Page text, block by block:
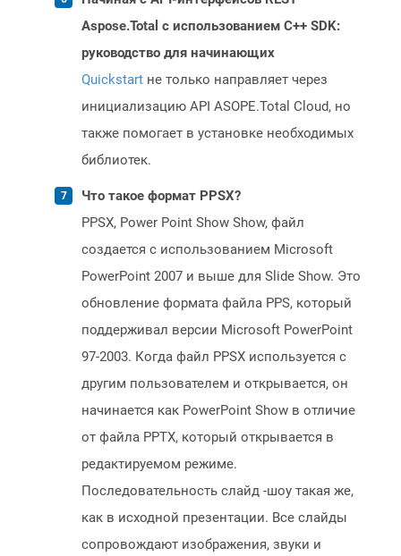
Aspose.Total с использованием C++ SDK:
руководство для начинающих
Quickstart не только направляет через
инициализацию API ASOPE.Total Cloud, но
также помогает в установке необходимых
библиотек.
Что такое формат PPSX?
PPSX, Power Point Show Show, файл
создается с использованием Microsoft
PowerPoint 2007 и выше для Slide Show. Это
обновление формата файла PPS, который
поддерживал версии Microsoft PowerPoint
97-2003. Когда файл PPSX используется с
другим пользователем и открывается, он
начинается как PowerPoint Show в отличие
от файла PPTX, который открывается в
редактируемом режиме.
Последовательность слайд -шоу такая же,
как в исходной презентации. Все слайды
сопровождают изображения, звуки и